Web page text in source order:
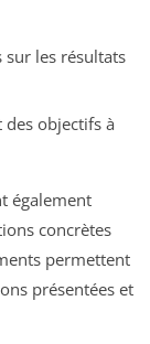
sur les résultats
des objectifs à
également
concrètes
permettent
présentées et